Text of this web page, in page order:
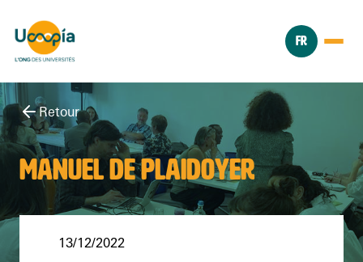
FR
Retour
MANUEL DE PLAIDOYER
13/12/2022